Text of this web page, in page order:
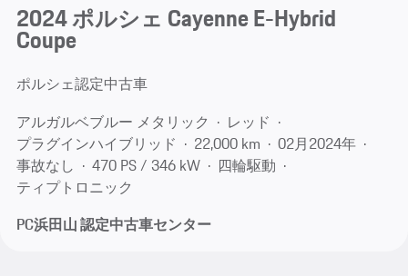
2024 ポルシェ Cayenne E-Hybrid
Coupe
ポルシェ認定中古車
アルガルベブルー メタリック
レッド
プラグインハイブリッド
22,000 km
02月​2024年
事故なし
470 PS / 346 kW
四輪駆動
ティプトロニック
PC浜田山 認定中古車センター